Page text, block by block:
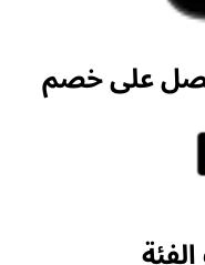
على خصم